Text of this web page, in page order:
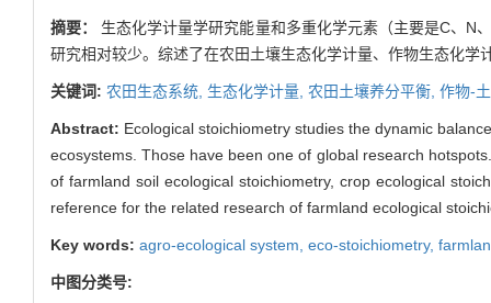
摘要： 生态化学计量学研究能量和多重化学元素（主要是C、N
研究相对较少。综述了在农田土壤生态化学计量、作物生态化
关键词: 农田生态系统, 生态化学计量, 农田土壤养分平衡, 作物-
Abstract: Ecological stoichiometry studies the dynamic
ecosystems. Those have been one of global research
of farmland soil ecological stoichiometry, crop ecological
reference for the related research of farmland ecological
Key words: agro-ecological system, eco-stoichiometry,
中图分类号: